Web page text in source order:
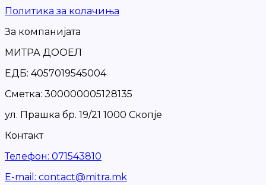
Политика за колачиња
За компанијата
МИТРА ДООЕЛ
ЕДБ: 4057019545004
Сметка: 300000005128135
ул. Прашка бр. 19/21 1000 Скопје
Контакт
Телефон: 071543810
Е-mail : contact@mitra.mk